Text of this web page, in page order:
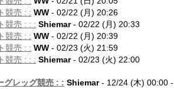
競売 : : WW - 02/22 (月) 20:26
競売 : : : Shiemar- 02/22 (月) 20:33
競売 : : WW - 02/22 (月) 20:39
競売 : : WW - 02/23 (火) 21:59
競売 : : : Shiemar- 02/23 (火) 22:00
グレッグ競売 : : Shiemar- 12/24 (木) 00:00 -